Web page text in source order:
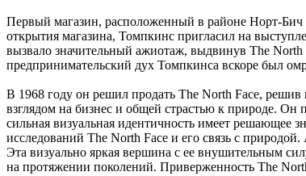
Первый магазин, расположенный в районе Норт-
открытия магазина, Томпкинс пригласил на
вызвало значительный ажиотаж, выдвинув The
предпринимательский дух Томпкинса вскоре был
В 1968 году он решил продать The North Face,
взглядом на бизнес и общей страстью к природе.
сильная визуальная идентичность имеет решающее
исследований The North Face и его связь с
Эта визуально яркая вершина с ее внушительным
на протяжении поколений. Приверженность The